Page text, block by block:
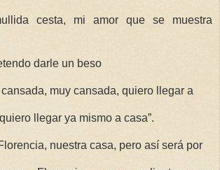
cesta, mi amor que se muestra
darle un beso
muy cansada, quiero llegar a
llegar ya mismo a casa”.
nuestra casa, pero así será por